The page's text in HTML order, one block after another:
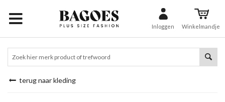
Inloggen Winkelmandje
terug naar kleding